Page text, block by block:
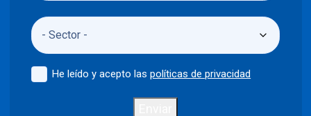
He leído y acepto laspolíticas de privacidad